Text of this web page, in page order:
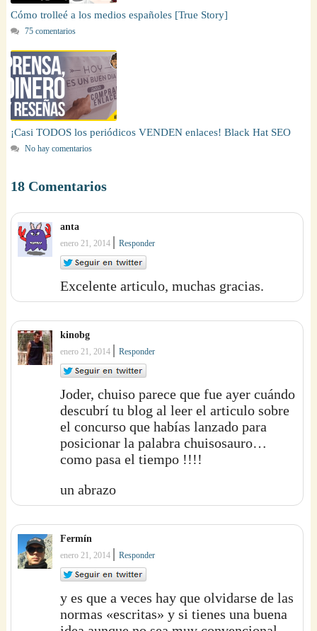
Cómo trolleé a los medios españoles [True Story]
75 comentarios
¡Casi TODOS los periódicos VENDEN enlaces! Black Hat SEO
No hay comentarios
18 Comentarios
anta
enero 21, 2014 |Responder
Excelente articulo, muchas gracias.
kinobg
enero 21, 2014 |Responder
Joder, chuiso parece que fue ayer cuándo
descubrí tu blog al leer el articulo sobre
el concurso que habías lanzado para
posicionar la palabra chuisosauro…
como pasa el tiempo !!!!
un abrazo
Fermín
enero 21, 2014 |Responder
y es que a veces hay que olvidarse de las
normas «escritas» y si tienes una buena